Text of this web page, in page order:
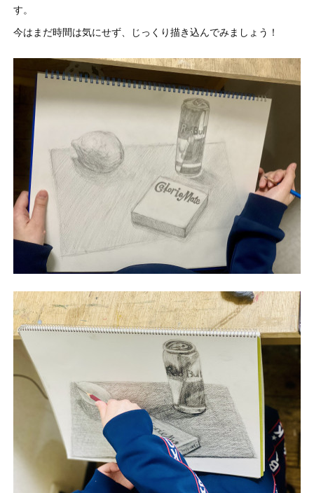
す。
今はまだ時間は気にせず、じっくり描き込んでみましょう！